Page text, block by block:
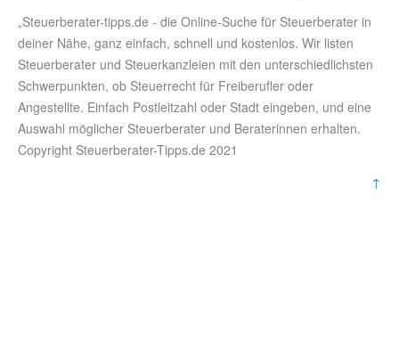
„Steuerberater-tipps.de - die Online-Suche für Steuerberater in
deiner Nähe, ganz einfach, schnell und kostenlos. Wir listen
Steuerberater und Steuerkanzleien mit den unterschiedlichsten
Schwerpunkten, ob Steuerrecht für Freiberufler oder
Angestellte. Einfach Postleitzahl oder Stadt eingeben, und eine
Auswahl möglicher Steuerberater und Beraterinnen erhalten.
Copyright Steuerberater-Tipps.de 2021
↑